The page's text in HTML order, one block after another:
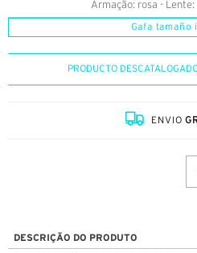
Armação: rosa -
Gafa tamaño
PRODUCTO
ENVIO
DESCRIÇÃO DO PRODUTO